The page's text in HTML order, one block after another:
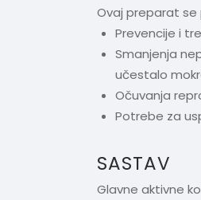
Ovaj preparat se
Prevencije i
Smanjenja
učestalo
Očuvanja
Potrebe za
SASTAV
Glavne aktivne